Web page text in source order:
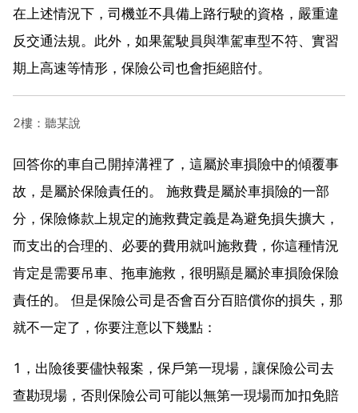
在上述情況下，司機並不具備上路行駛的資格，嚴重違
反交通法規。此外，如果駕駛員與準駕車型不符、實習
期上高速等情形，保險公司也會拒絕賠付。
2樓：聽某說
回答你的車自己開掉溝裡了，這屬於車損險中的傾覆事
故，是屬於保險責任的。 施救費是屬於車損險的一部
分，保險條款上規定的施救費定義是為避免損失擴大，
而支出的合理的、必要的費用就叫施救費，你這種情況
肯定是需要吊車、拖車施救，很明顯是屬於車損險保險
責任的。 但是保險公司是否會百分百賠償你的損失，那
就不一定了，你要注意以下幾點：
1，出險後要儘快報案，保戶第一現場，讓保險公司去
查勘現場，否則保險公司可能以無第一現場而加扣免賠